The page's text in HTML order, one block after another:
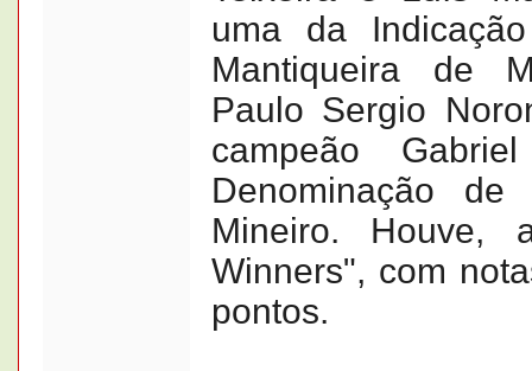
uma da
Mantiqueira de
Paulo Sergio
campeão
Denominação
Mineiro. Houve,
Winners", com
pontos.